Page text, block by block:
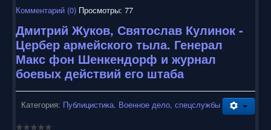
Комментарий (0) Просмотры: 77
Дмитрий Жуков, Святослав Кулинок -
Цербер армейского тыла. Генерал
Макс фон Шенкендорф и журнал
боевых действий его штаба
Категория: Публицистика. Военное дело, спецслужбы